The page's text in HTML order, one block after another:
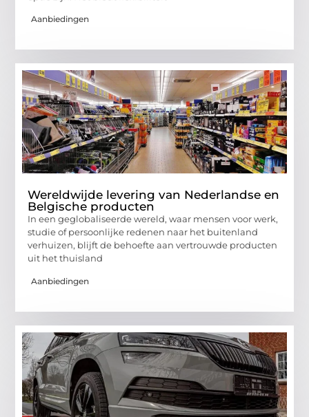
Aanbiedingen
Wereldwijde levering van Nederlandse en
Belgische producten
In een geglobaliseerde wereld, waar mensen voor werk,
studie of persoonlijke redenen naar het buitenland
verhuizen, blijft de behoefte aan vertrouwde producten
uit het thuisland
Aanbiedingen